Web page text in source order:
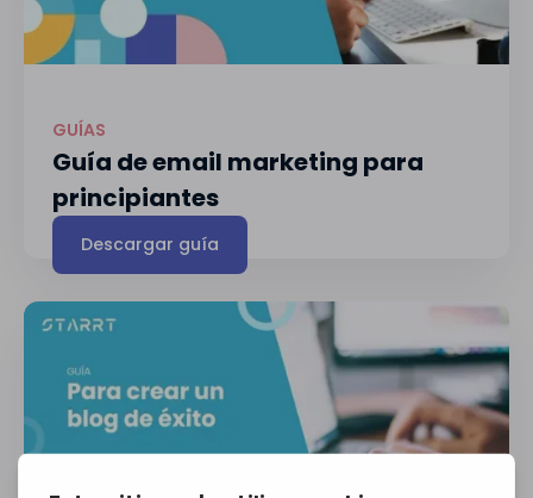
GUÍAS
Guía de email marketing para
principiantes
Descargar guía